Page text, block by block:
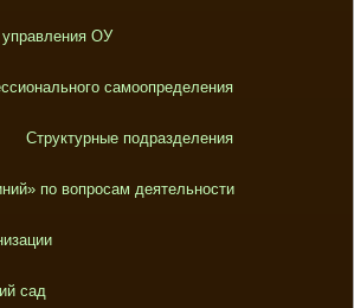
ОУ
самоопределения
Структурные подразделения
по вопросам деятельности
сад